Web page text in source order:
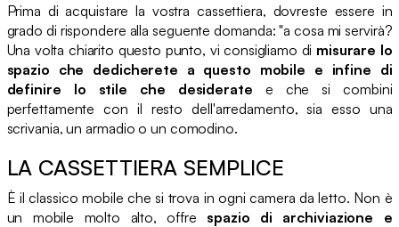
Prima di acquistare la vostra cassettiera, dovreste essere in
grado di rispondere alla seguente domanda: "a cosa mi servirà?
Una volta chiarito questo punto, vi consigliamo di misurare lo
spazio che dedicherete a questo mobile e infine di
definire lo stile che desiderate e che si combini
perfettamente con il resto dell'arredamento, sia esso una
scrivania, un armadio o un comodino.
LA CASSETTIERA SEMPLICE
È il classico mobile che si trova in ogni camera da letto. Non è
un mobile molto alto, offre spazio di archiviazione e